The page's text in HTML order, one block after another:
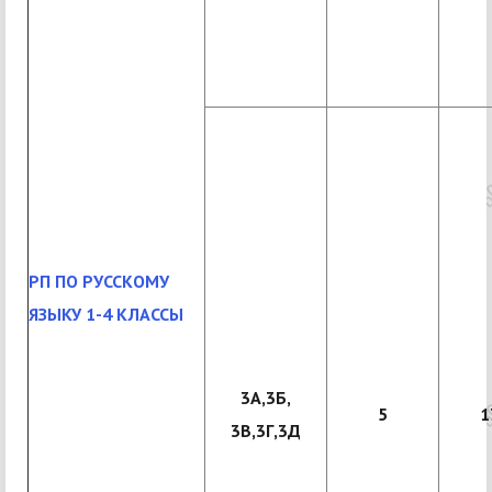
РП ПО РУССКОМУ
ЯЗЫКУ 1-4 КЛАССЫ
3А,3Б,
3В,3Г,3Д
5